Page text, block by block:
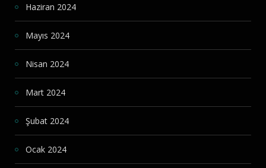
Haziran 2024
Mayıs 2024
Nisan 2024
Mart 2024
Şubat 2024
Ocak 2024